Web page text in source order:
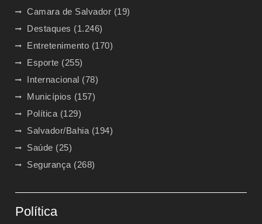
Camara de Salvador (19)
Destaques (1.246)
Entretenimento (170)
Esporte (255)
Internacional (78)
Municípios (157)
Política (129)
Salvador/Bahia (194)
Saúde (25)
Segurança (268)
Política